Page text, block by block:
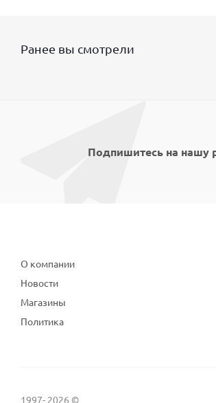
Ранее вы смотрели
Подпишитесь на нашу
О компании
Новости
Магазины
Политика
1997- 2026 ©